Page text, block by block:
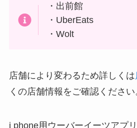
・出前館
・UberEats
・Wolt
店舗により変わるため詳しくは
くの店舗情報をご確認ください
i phone用ウーバーイーツアプ